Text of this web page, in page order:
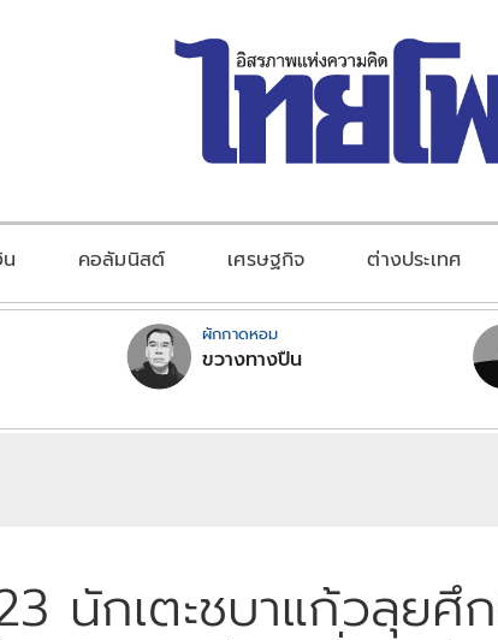
คอลัมนิสต์ เศรษฐกิจ ต่างประเทศ
ผักกาดหอม
ขวางทางปืน
นักเตะชบาแก้วลุยศึ